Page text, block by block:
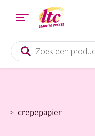
Producten
zoeken
crepepapier